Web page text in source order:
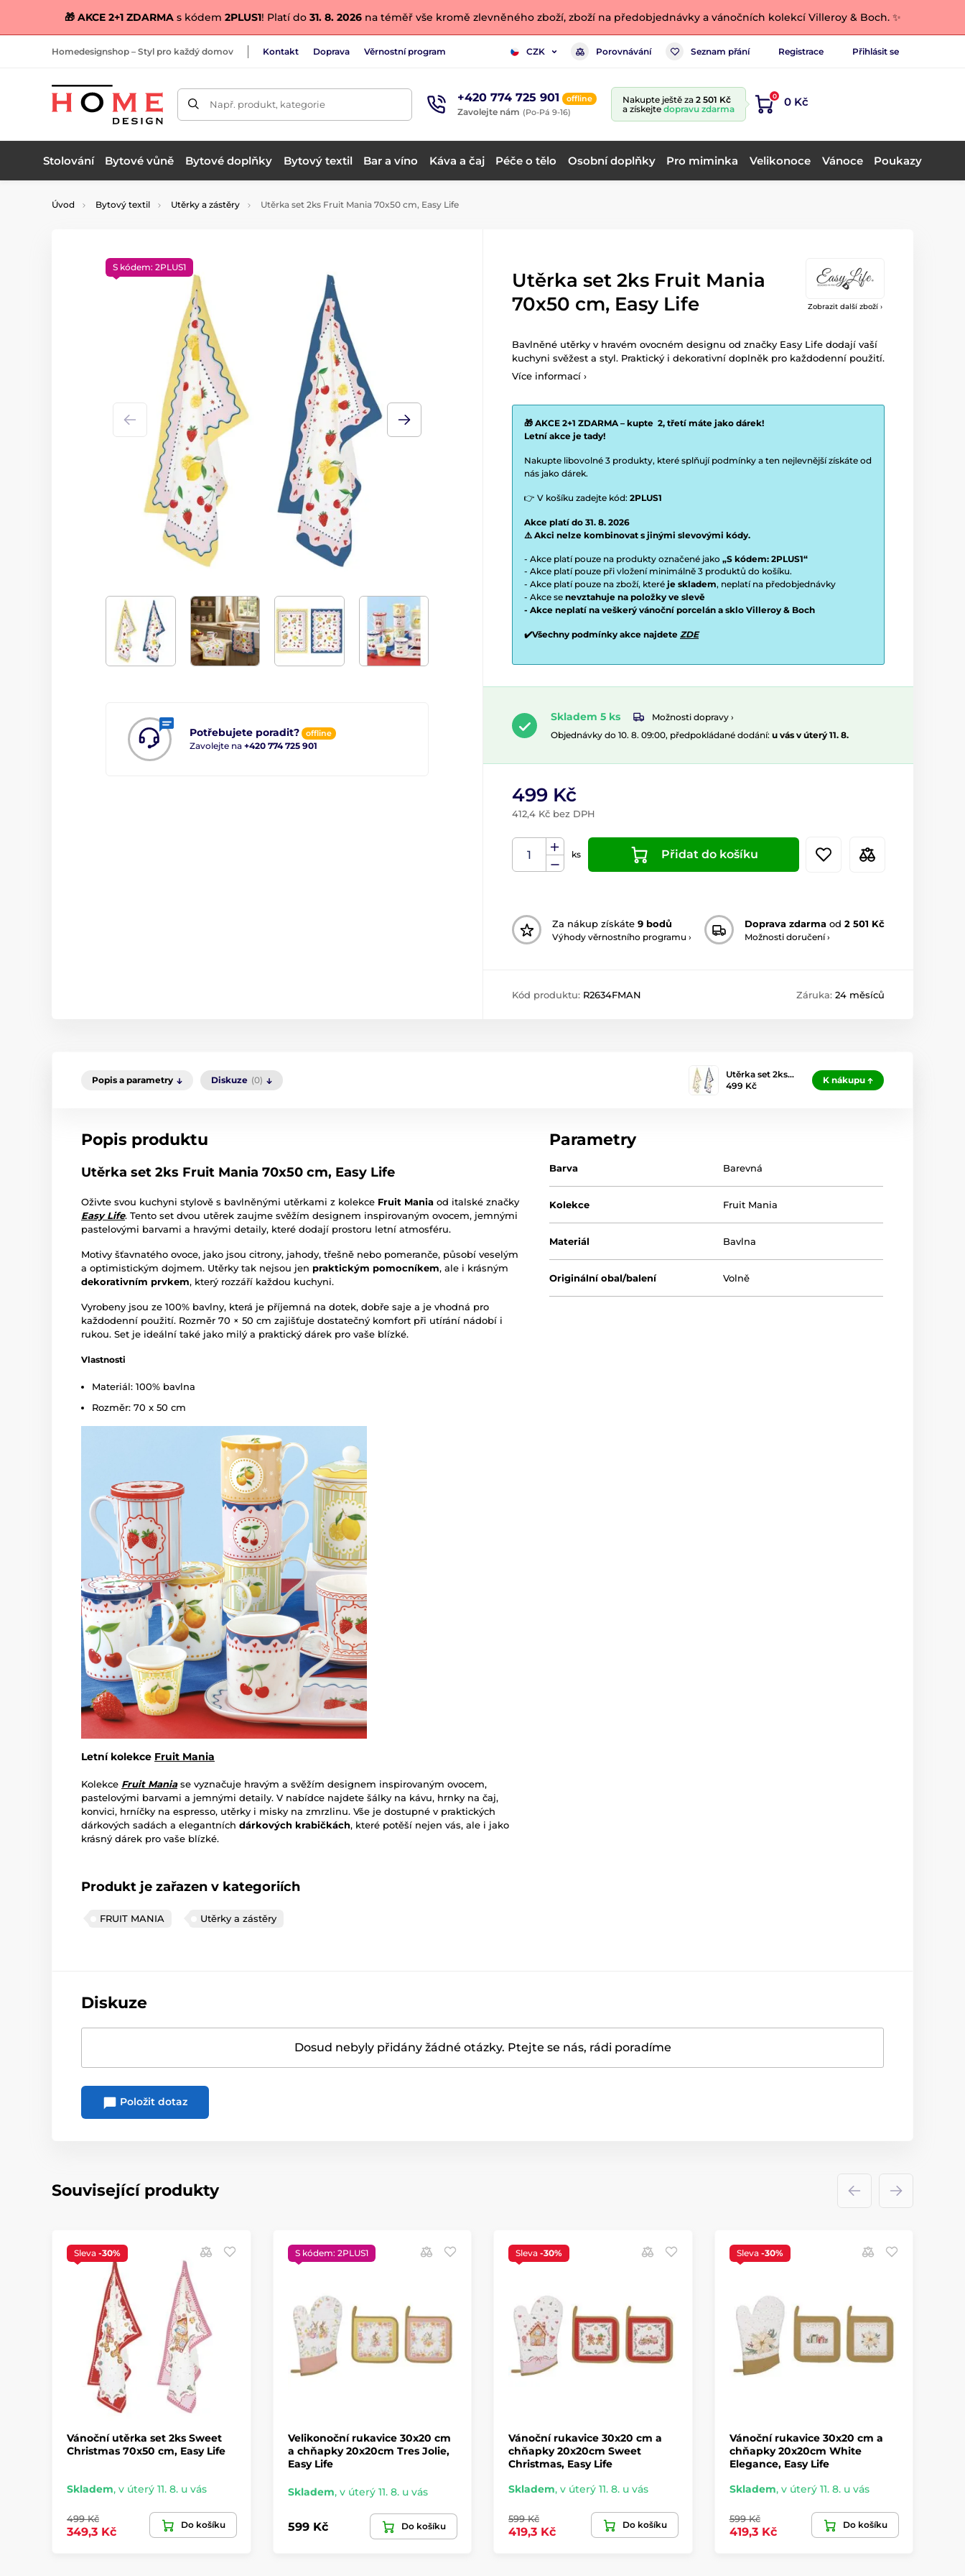
🎁 AKCE 2+1 ZDARMAs kódem 2PLUS1! Platí do31. 8. 2026na téměř vše kromě zlevněného zboží, zboží na předobjednávky a vánočních kolekcí Villeroy & Boch. ✨
Homedesignshop – Styl pro každý domov Kontakt Doprava Věrnostní program CZK Porovnávání Seznam přání Registrace Přihlásit se
Např. produkt, kategorie +420 774 725 901 offline
Zavolejte nám (Po-Pá 9-16)
Nakupte ještě za 2 501 Kč
a získejte dopravu zdarma
0 0 Kč
Stolování Bytové vůně Bytové doplňky Bytový textil Bar a víno Káva a čaj Péče o tělo Osobní doplňky Pro miminka Velikonoce Vánoce Poukazy
Úvod Bytový textil Utěrky a zástěry Utěrka set 2ks Fruit Mania 70x50 cm, Easy Life
Zobrazit další zboží ›
Potřebujete poradit? offline
Zavolejte na +420 774 725 901
S kódem: 2PLUS1
Utěrka set 2ks Fruit Mania
70x50 cm, Easy Life
Bavlněné utěrky v hravém ovocném designu od značky Easy Life dodají vaší
kuchyni svěžest a styl. Praktický i dekorativní doplněk pro každodenní použití.
Více informací ›
🎁 AKCE 2+1 ZDARMA – kupte 2, třetí máte jako dárek!
Letní akce je tady!
Nakupte libovolné 3 produkty, které splňují podmínky a ten nejlevnější získáte od
nás jako dárek.
👉 V košíku zadejte kód: 2PLUS1
Akce platí do 31. 8. 2026
⚠️ Akci nelze kombinovat s jinými slevovými kódy.
- Akce platí pouze na produkty označené jako „S kódem: 2PLUS1“
- Akce platí pouze při vložení minimálně 3 produktů do košíku.
- Akce platí pouze na zboží, které je skladem, neplatí na předobjednávky
- Akce se nevztahuje na položky ve slevě
- Akce neplatí na veškerý vánoční porcelán a sklo Villeroy & Boch
✔️Všechny podmínky akce najdete ZDE
Skladem 5 ks
Možnosti dopravy ›
Objednávky do 10. 8. 09:00, předpokládané dodání: u vás v úterý 11. 8.
499 Kč
412,4 Kč bez DPH
ks Přidat do košíku
Za nákup získáte 9 bodů
Výhody věrnostního programu ›
Doprava zdarma od 2 501 Kč
Možnosti doručení ›
Kód produktu: R2634FMAN Záruka: 24 měsíců
Popis a parametry Diskuze (0)
Utěrka set 2ks…
499 Kč
K nákupu
Popis produktu
Utěrka set 2ks Fruit Mania 70x50 cm, Easy Life
Oživte svou kuchyni stylově s bavlněnými utěrkami z kolekce Fruit Mania od italské značky
Easy Life. Tento set dvou utěrek zaujme svěžím designem inspirovaným ovocem, jemnými
pastelovými barvami a hravými detaily, které dodají prostoru letní atmosféru.
Motivy šťavnatého ovoce, jako jsou citrony, jahody, třešně nebo pomeranče, působí veselým
a optimistickým dojmem. Utěrky tak nejsou jen praktickým pomocníkem, ale i krásným
dekorativním prvkem, který rozzáří každou kuchyni.
Vyrobeny jsou ze 100% bavlny, která je příjemná na dotek, dobře saje a je vhodná pro
každodenní použití. Rozměr 70 × 50 cm zajišťuje dostatečný komfort při utírání nádobí i
rukou. Set je ideální také jako milý a praktický dárek pro vaše blízké.
Vlastnosti
Materiál: 100% bavlna
Rozměr: 70 x 50 cm
Letní kolekce Fruit Mania
Kolekce Fruit Maniase vyznačuje hravým a svěžím designem inspirovaným ovocem,
pastelovými barvami a jemnými detaily. V nabídce najdete šálky na kávu, hrnky na čaj,
konvici, hrníčky na espresso, utěrky i misky na zmrzlinu. Vše je dostupné v praktických
dárkových sadách a elegantních dárkových krabičkách, které potěší nejen vás, ale i jako
krásný dárek pro vaše blízké.
Produkt je zařazen v kategoriích
FRUIT MANIA Utěrky a zástěry
Parametry
Barva Barevná
Kolekce Fruit Mania
Materiál Bavlna
Originální obal/balení Volně
Diskuze
Dosud nebyly přidány žádné otázky. Ptejte se nás, rádi poradíme
Položit dotaz
Související produkty
Sleva -30%
Vánoční utěrka set 2ks Sweet
Christmas 70x50 cm, Easy Life
Skladem, v úterý 11. 8. u vás
499 Kč
349,3 Kč
Do košíku
S kódem: 2PLUS1
Velikonoční rukavice 30x20 cm
a chňapky 20x20cm Tres Jolie,
Easy Life
Skladem, v úterý 11. 8. u vás
599 Kč Do košíku
Sleva -30%
Vánoční rukavice 30x20 cm a
chňapky 20x20cm Sweet
Christmas, Easy Life
Skladem, v úterý 11. 8. u vás
599 Kč
419,3 Kč
Do košíku
Sleva -30%
Vánoční rukavice 30x20 cm a
chňapky 20x20cm White
Elegance, Easy Life
Skladem, v úterý 11. 8. u vás
599 Kč
419,3 Kč
Do košíku